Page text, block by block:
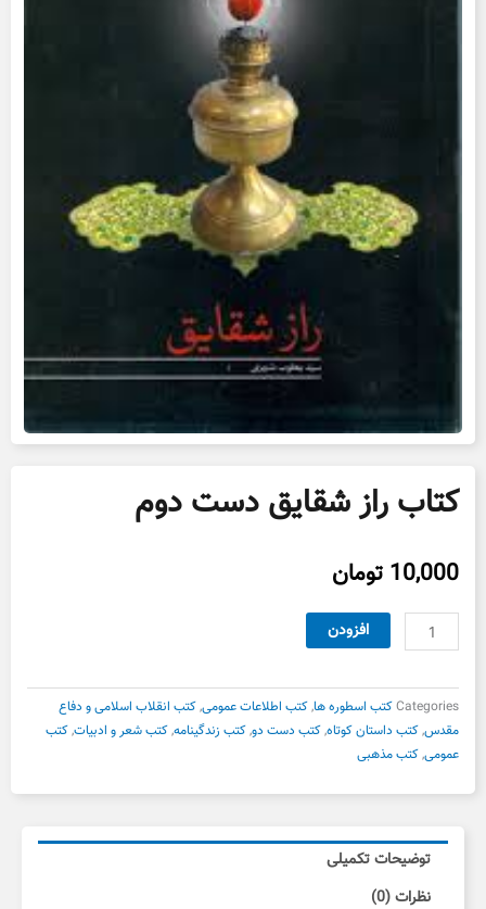
کتاب راز شقایق دست دوم
10,000 تومان
کتاب
راز
دست
افزودن
Categoriesکتب اسطوره ها,کتب اطلاعات عمومی,کتب انقلاب اسلامی و دفاع
مقدس,کتب داستان کوتاه,کتب دست دو,کتب زندگینامه,کتب شعر و ادبیات,کتب
عمومی,کتب مذهبی
توضیحات تکمیلی
نظرات (0)